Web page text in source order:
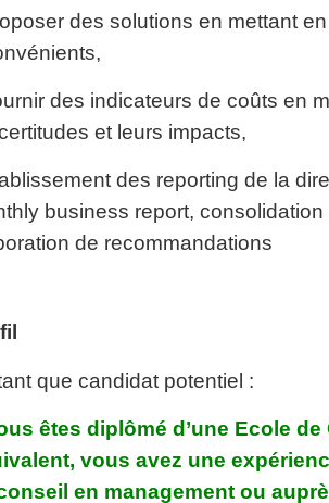
des solutions en mettant
des indicateurs de coûts en
et leurs impacts,
des reporting de la
business report,
de recommandations
que candidat potentiel :
êtes diplômé d’une Ecole
vous avez une
en management ou